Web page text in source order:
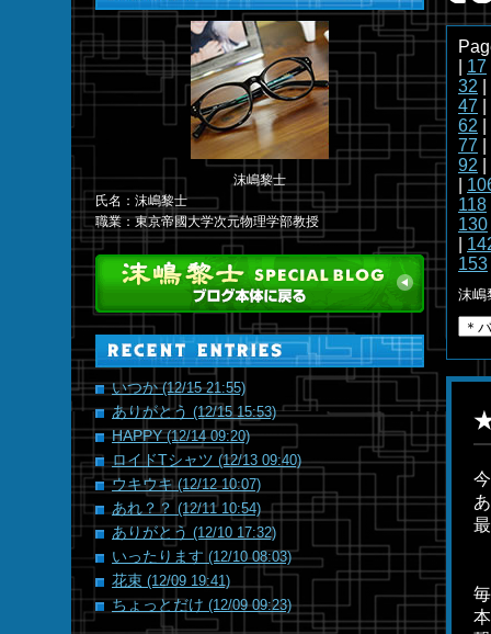
沫嶋黎士
氏名：沫嶋黎士
職業：東京帝國大学次元物理学部教授
いつか(12/15 21:55)
ありがとう (12/15 15:53)
HAPPY(12/14 09:20)
ロイドTシャツ (12/13 09:40)
ウキウキ(12/12 10:07)
あれ？？ (12/11 10:54)
ありがとう (12/10 17:32)
いったります (12/10 08:03)
花束 (12/09 19:41)
ちょっとだけ (12/09 09:23)
17
32
47
62
77
92
118
130
153
沫嶋
★